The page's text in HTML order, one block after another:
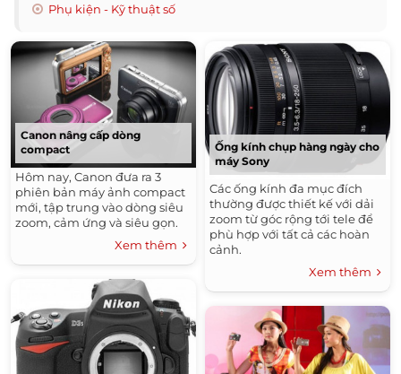
Phụ kiện - Kỹ thuật số
Canon nâng cấp dòng
compact
Hôm nay, Canon đưa ra 3
phiên bản máy ảnh compact
mới, tập trung vào dòng siêu
zoom, cảm ứng và siêu gọn.
Xem thêm
Ống kính chụp hàng ngày cho
máy Sony
Các ống kính đa mục đích
thường được thiết kế với dải
zoom từ góc rộng tới tele để
phù hợp với tất cả các hoàn
cảnh.
Xem thêm